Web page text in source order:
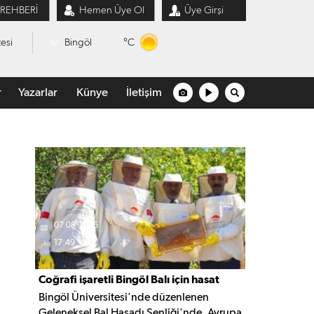
Hemen Üye Ol Üye Girşi
Bingöl °C
Yazarlar Künye İletişim
07.08.2026
17:49
Coğrafi işaretli Bingöl Balı için hasat
şenliği düzenlendi
Bingöl Üniversitesi'nde düzenlenen